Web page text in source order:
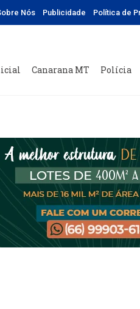
Nós Publicidade Política de
Canarana MT Polícia